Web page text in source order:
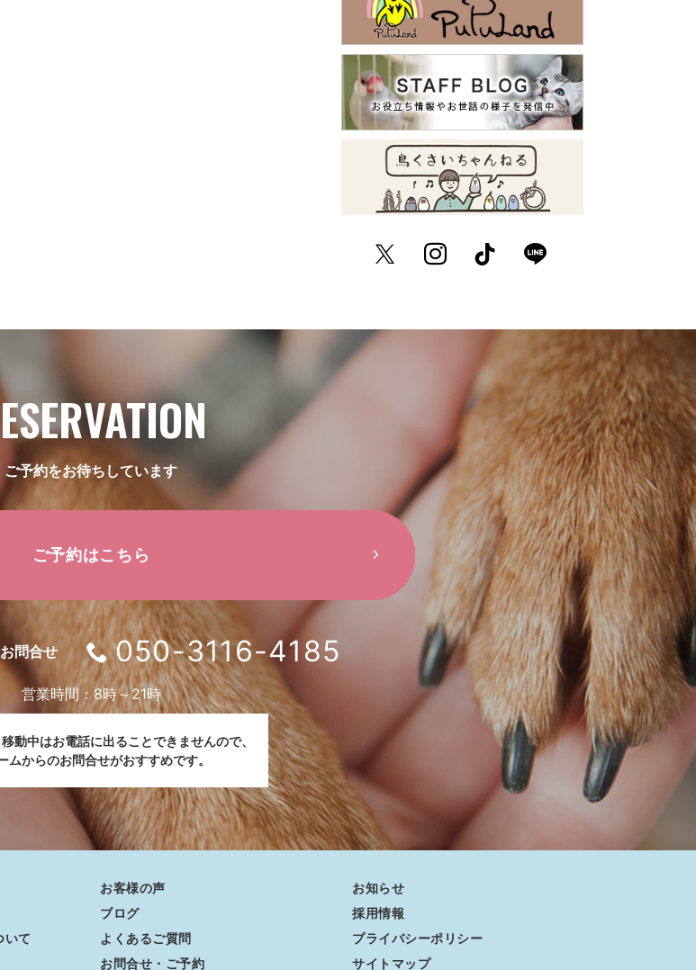
TwitterInstagramTikTok
ご予約をお待ちしています
ご予約はこちら
問合せ 050-3116-4185
営業時間：8時～21時
動中はお電話に出ることできませんので、
ムからのお問合せがおすすめです。
いて
お客様の声
ブログ
よくあるご質問
お問合せ・ご予約
お知らせ
採用情報
プライバシーポリシー
サイトマップ